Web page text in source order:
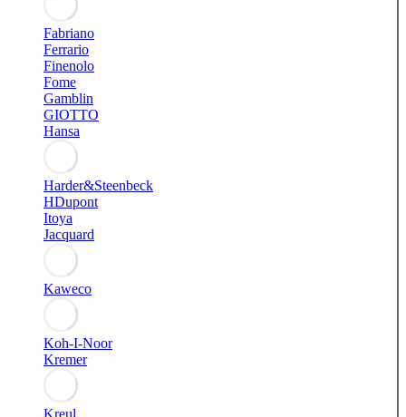
Fabriano
Ferrario
Finenolo
Fome
Gamblin
GIOTTO
Hansa
Harder&Steenbeck
HDupont
Itoya
Jacquard
Kaweco
Koh-I-Noor
Kremer